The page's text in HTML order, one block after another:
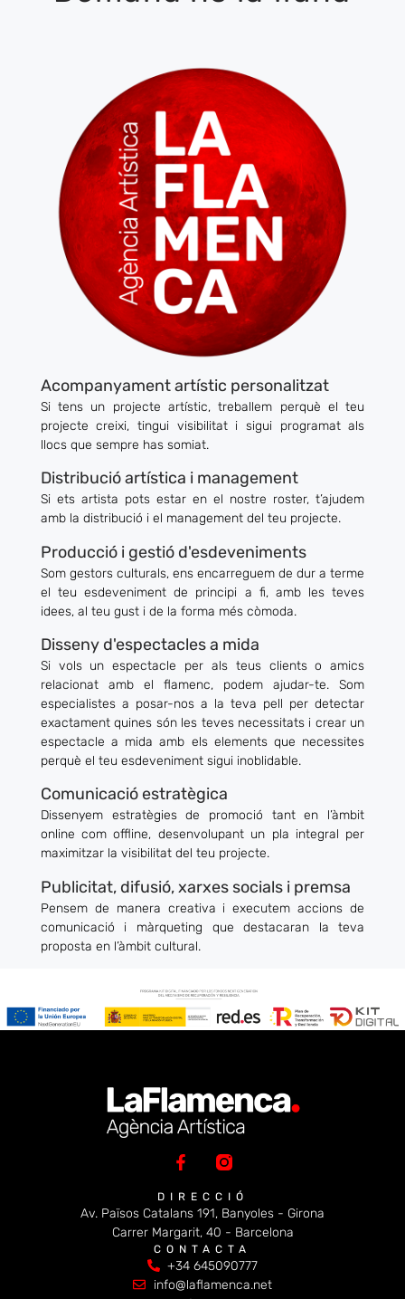
Acompanyament artístic personalitzat
Si tens un projecte artístic, treballem perquè el teu
projecte creixi, tingui visibilitat i sigui programat als
llocs que sempre has somiat.
Distribució artística i management
Si ets artista pots estar en el nostre roster, t’ajudem
amb la distribució i el managementdel teu projecte.
Producció i gestió d'esdeveniments
Som gestors culturals, ens encarreguem de dur a terme
el teu esdeveniment de principi a fi, amb les teves
idees, al teu gust i de la forma més còmoda.
Disseny d'espectacles a mida
Si vols un espectacle per als teus clients o amics
relacionat amb el flamenc, podem ajudar-te. Som
especialistes a posar-nos a la teva pell per detectar
exactament quines són les teves necessitats i crear un
espectacle a mida amb els elements que necessites
perquè el teu esdeveniment sigui inoblidable.
Comunicació estratègica
Dissenyem estratègies de promoció tant en l’àmbit
online com offline, desenvolupant un pla integral per
maximitzar la visibilitat del teu projecte.
Publicitat, difusió, xarxes socials i premsa
Pensem de manera creativa i executem accions de
comunicació i màrqueting que destacaran la teva
proposta en l’àmbit cultural.
DIRECCIÓ
Av. Països Catalans 191, Banyoles - Girona
Carrer Margarit, 40 - Barcelona
CONTACTA
+34 645090777
info@laflamenca.net